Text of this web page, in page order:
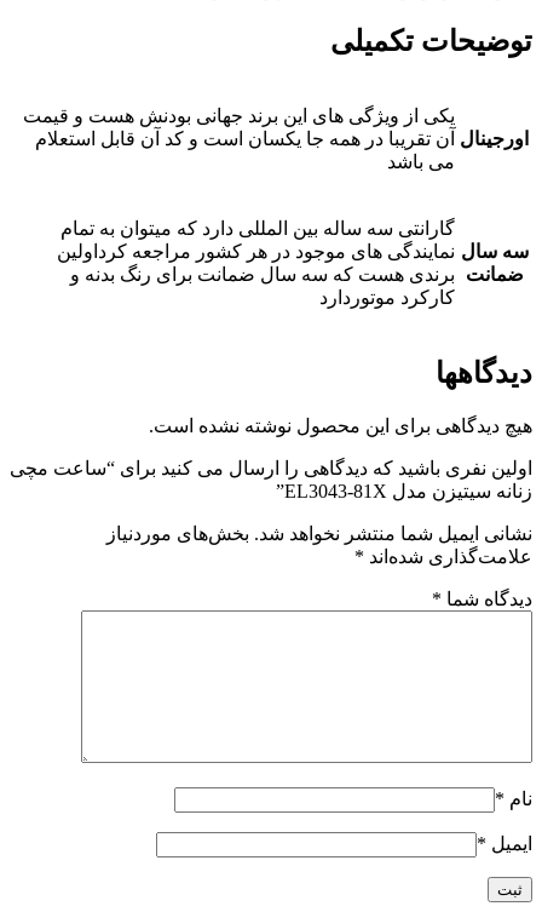
توضیحات تکمیلی
اورجینال
یکی از ویژگی های این برند جهانی بودنش هست و قیمت
آن تقریبا در همه جا یکسان است و کد آن قابل استعلام
می باشد
سه سال
ضمانت
گارانتی سه ساله بین المللی دارد که میتوان به تمام
نمایندگی های موجود در هر کشور مراجعه کرداولین
برندی هست که سه سال ضمانت برای رنگ بدنه و
کارکرد موتوردارد
دیدگاهها
هیچ دیدگاهی برای این محصول نوشته نشده است.
اولین نفری باشید که دیدگاهی را ارسال می کنید برای “ساعت مچی
زنانه سیتیزن مدل EL3043-81X”
نشانی ایمیل شما منتشر نخواهد شد. بخش‌های موردنیاز
علامت‌گذاری شده‌اند *
دیدگاه شما *
نام *
ایمیل *